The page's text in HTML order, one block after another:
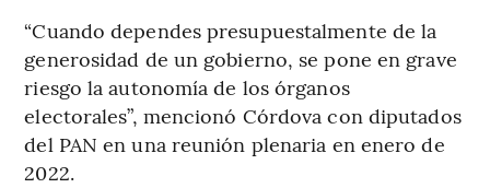
“Cuando dependes presupuestalmente de la
generosidad de un gobierno, se pone en grave
riesgo la autonomía de los órganos
electorales”, mencionó Córdova con diputados
del PAN en una reunión plenaria en enero de
2022.